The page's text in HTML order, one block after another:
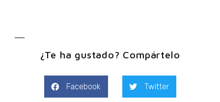
¿Te ha gustado? Compártelo
Facebook Twitter